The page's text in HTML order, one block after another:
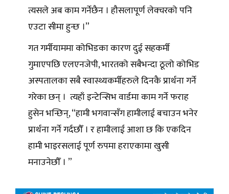
त्यसले अब काम गर्नेछैन । हौसलापूर्ण लेक्चरको पनि
एउटा सीमा हुन्छ ।”
गत गर्मीयाममा कोभिडका कारण दुई सहकर्मी
गुमाएपछि एलएनजेपी, भारतको सबैभन्दा ठूलो कोभिड
अस्पतालका सबै स्वास्थ्यकर्मीहरुले दिनकै प्रार्थना गर्ने
गरेका छन् । त्यहाँ इन्टेन्सिभ वार्डमा काम गर्ने फराह
हुसेन भन्छिन्, “हामी भगवान्सँग हामीलाई बचाउन भनेर
प्रार्थना गर्ने गर्दछौँ । र हामीलाई आशा छ कि एकदिन
हामी भाइरसलाई पूर्ण रुपमा हराएकामा खुसी
मनाउनेछौँ । ”